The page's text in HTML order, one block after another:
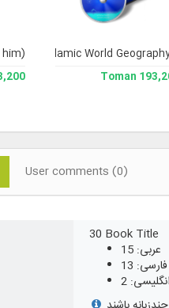
Jami`
Islamic World
193,200
Toman
User comments (0)
30 Book Title
عربی: 15
فارسی: 13
انگلیسی: 2